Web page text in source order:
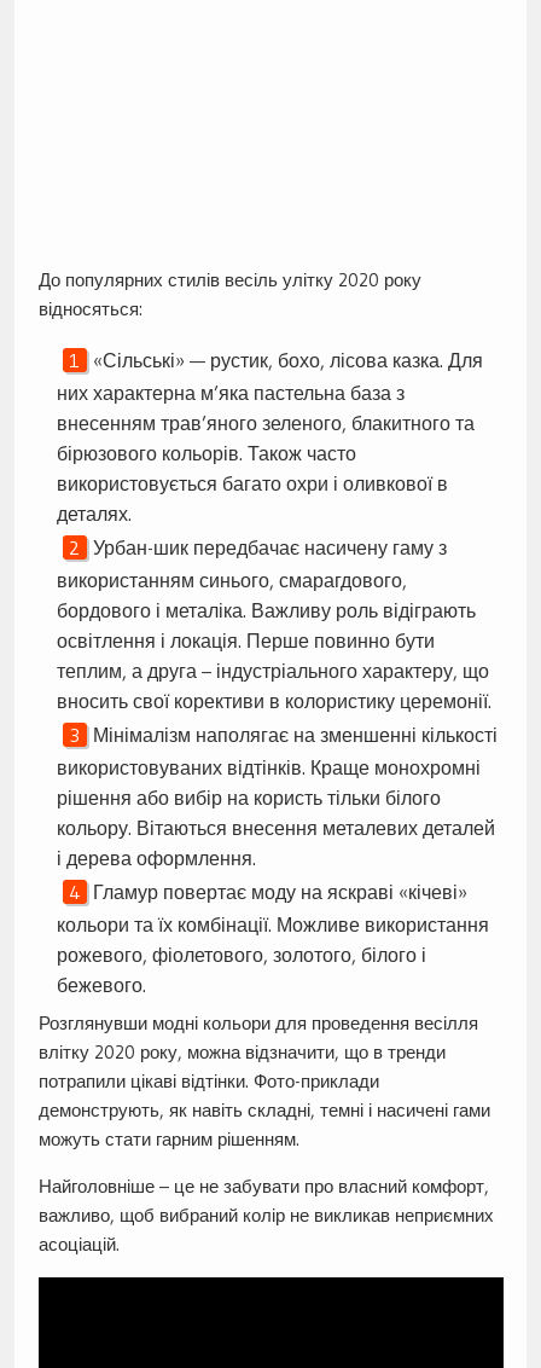
До популярних стилів весіль улітку 2020 року
відносяться:
«Сільські» — рустик, бохо, лісова казка. Для
них характерна м’яка пастельна база з
внесенням трав’яного зеленого, блакитного та
бірюзового кольорів. Також часто
використовується багато охри і оливкової в
деталях.
Урбан-шик передбачає насичену гаму з
використанням синього, смарагдового,
бордового і металіка. Важливу роль відіграють
освітлення і локація. Перше повинно бути
теплим, а друга – індустріального характеру, що
вносить свої корективи в колористику церемонії.
Мінімалізм наполягає на зменшенні кількості
використовуваних відтінків. Краще монохромні
рішення або вибір на користь тільки білого
кольору. Вітаються внесення металевих деталей
і дерева оформлення.
Гламур повертає моду на яскраві «кічеві»
кольори та їх комбінації. Можливе використання
рожевого, фіолетового, золотого, білого і
бежевого.
Розглянувши модні кольори для проведення весілля
влітку 2020 року, можна відзначити, що в тренди
потрапили цікаві відтінки. Фото-приклади
демонструють, як навіть складні, темні і насичені гами
можуть стати гарним рішенням.
Найголовніше – це не забувати про власний комфорт,
важливо, щоб вибраний колір не викликав неприємних
асоціацій.